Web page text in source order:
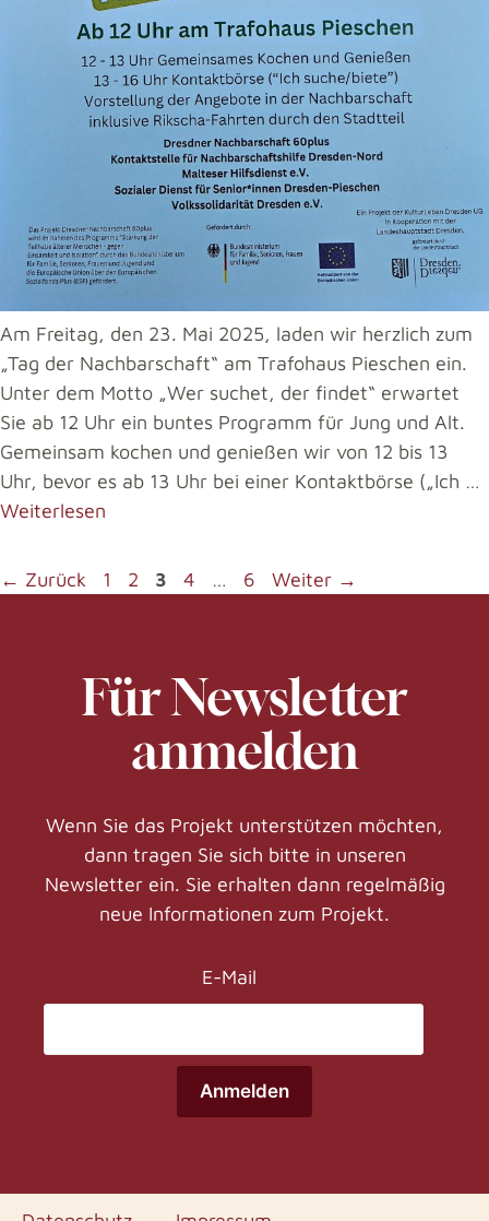
Am Freitag, den 23. Mai 2025, laden wir herzlich zum
„Tag der Nachbarschaft“ am Trafohaus Pieschen ein.
Unter dem Motto „Wer suchet, der findet“ erwartet
Sie ab 12 Uhr ein buntes Programm für Jung und Alt.
Gemeinsam kochen und genießen wir von 12 bis 13
Uhr, bevor es ab 13 Uhr bei einer Kontaktbörse („Ich …
Weiterlesen
← Zurück 1 2 3 4 … 6 Weiter →
Für Newsletter
anmelden
Wenn Sie das Projekt unterstützen möchten,
dann tragen Sie sich bitte in unseren
Newsletter ein. Sie erhalten dann regelmäßig
neue Informationen zum Projekt.
E-Mail
Anmelden